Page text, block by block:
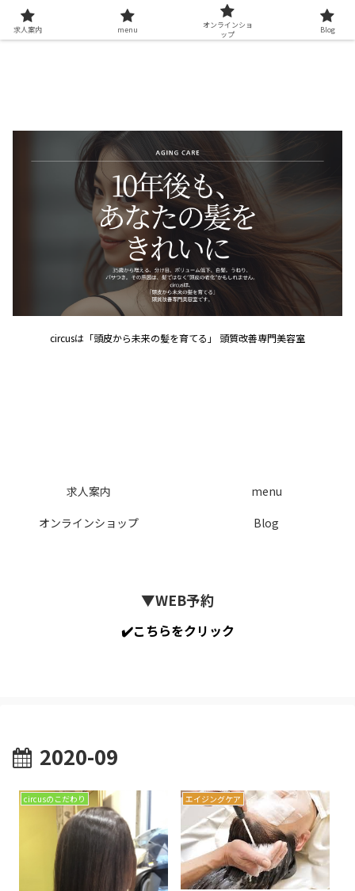
circusは「頭皮から未来の髪を育てる」 頭質改善専門美容室
求人案内
menu
オンラインショップ
Blog
▼WEB予約
✔️こちらをクリック
2020-09
circusのこだわり エイジングケア
求人案内 menu
オンラインショ
ップ
Blog